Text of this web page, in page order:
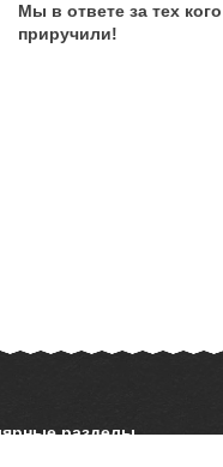
Мы в ответе за тех кого
приручили!
разделы